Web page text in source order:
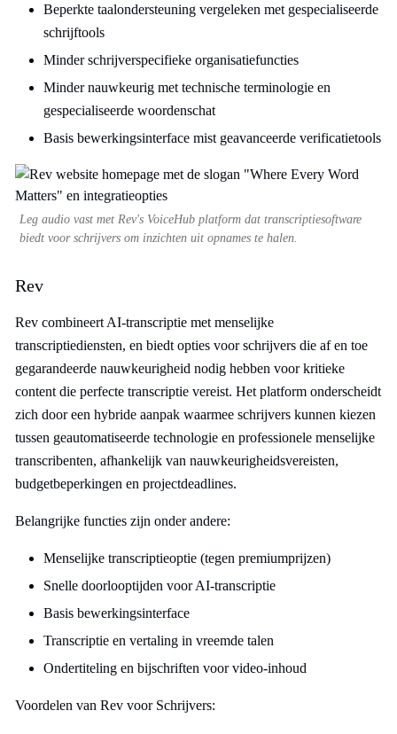
Beperkte taalondersteuning vergeleken met gespecialiseerde
schrijftools
Minder schrijverspecifieke organisatiefuncties
Minder nauwkeurig met technische terminologie en
gespecialiseerde woordenschat
Basis bewerkingsinterface mist geavanceerde verificatietools
Leg audio vast met Rev's VoiceHub platform dat transcriptiesoftware
biedt voor schrijvers om inzichten uit opnames te halen.
Rev
Rev combineert AI-transcriptie met menselijke
transcriptiediensten, en biedt opties voor schrijvers die af en toe
gegarandeerde nauwkeurigheid nodig hebben voor kritieke
content die perfecte transcriptie vereist. Het platform onderscheidt
zich door een hybride aanpak waarmee schrijvers kunnen kiezen
tussen geautomatiseerde technologie en professionele menselijke
transcribenten, afhankelijk van nauwkeurigheidsvereisten,
budgetbeperkingen en projectdeadlines.
Belangrijke functies zijn onder andere:
Menselijke transcriptieoptie (tegen premiumprijzen)
Snelle doorlooptijden voor AI-transcriptie
Basis bewerkingsinterface
Transcriptie en vertaling in vreemde talen
Ondertiteling en bijschriften voor video-inhoud
Voordelen van Rev voor Schrijvers: